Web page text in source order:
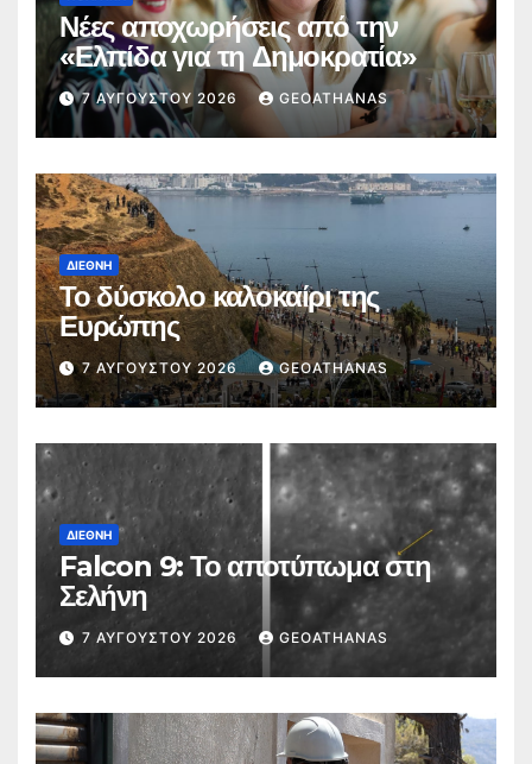
Νέες αποχωρήσεις από την
«Ελπίδα για τη Δημοκρατία»
7 ΑΥΓΟΎΣΤΟΥ 2026 GEOATHANAS
ΔΙΕΘΝΉ
Το δύσκολο καλοκαίρι της
Ευρώπης
7 ΑΥΓΟΎΣΤΟΥ 2026 GEOATHANAS
ΔΙΕΘΝΉ
Falcon 9: Το αποτύπωμα στη
Σελήνη
7 ΑΥΓΟΎΣΤΟΥ 2026 GEOATHANAS